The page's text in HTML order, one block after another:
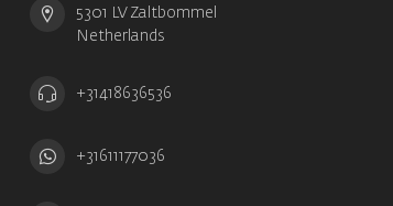
5301 LV Zaltbommel
Netherlands
+31418636536
+31611177036